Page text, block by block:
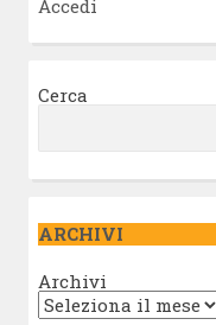
Accedi
Cerca
ARCHIVI
Archivi